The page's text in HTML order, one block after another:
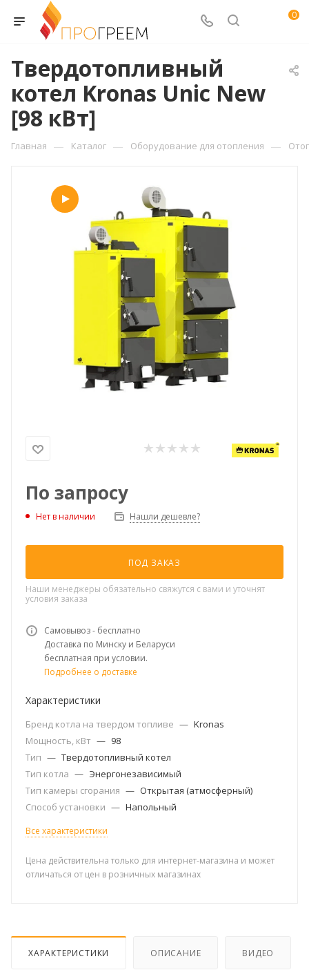
0
Твердотопливный
котел Kronas Unic New
[98 кВт]
Главная — Каталог — Оборудование для отопления —
По запросу
Нет в наличии Нашли дешевле?
ПОД ЗАКАЗ
Наши менеджеры обязательно свяжутся с вами и уточнят
условия заказа
Самовывоз - бесплатно
Доставка по Минску и Беларуси
бесплатная при условии.
Подробнее о доставке
Характеристики
Бренд котла на твердом топливе — Kronas
Мощность, кВт — 98
Тип — Твердотопливный котел
Тип котла — Энергонезависимый
Тип камеры сгорания — Открытая (атмосферный)
Способ установки — Напольный
Все характеристики
Цена действительна только для интернет-магазина и может
отличаться от цен в розничных магазинах
ХАРАКТЕРИСТИКИ ОПИСАНИЕ ВИДЕО